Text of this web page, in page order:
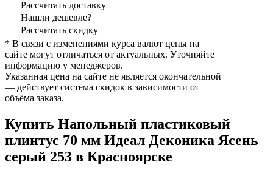
Рассчитать доставку
Нашли дешевле?
Рассчитать скидку
* В связи с изменениями курса валют цены на
сайте могут отличаться от актуальных. Уточняйте
информацию у менеджеров.
Указанная цена на сайте не является окончательной
— действует система скидок в зависимости от
объёма заказа.
Купить Напольный пластиковый
плинтус 70 мм Идеал Деконика Ясень
серый 253 в Красноярске